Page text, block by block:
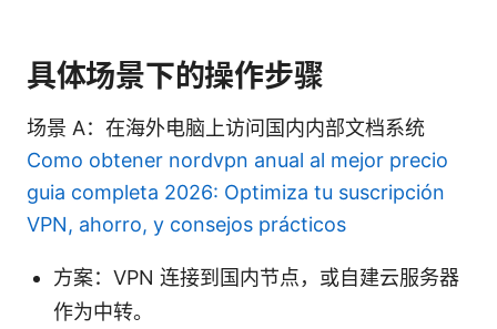
具体场景下的操作步骤
场景 A：在海外电脑上访问国内内部文档系统
Como obtener nordvpn anual al mejor precio
guia completa 2026: Optimiza tu suscripción
VPN, ahorro, y consejos prácticos
方案：VPN 连接到国内节点，或自建云服务器
作为中转。